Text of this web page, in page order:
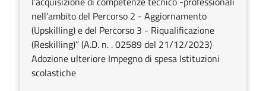
nell’ambito del Percorso 2 - Aggiornamento
(Upskilling) e del Percorso 3 - Riqualificazione
(Reskilling)” (A.D. n. . 02589 del 21/12/2023)
Adozione ulteriore Impegno di spesa Istituzioni
scolastiche